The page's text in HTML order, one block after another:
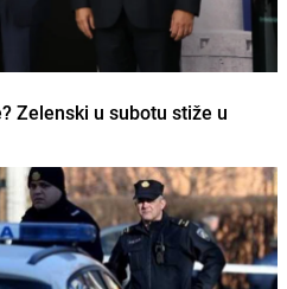
Zelenski u subotu stiže u